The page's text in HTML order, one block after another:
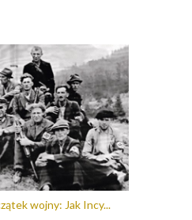
wojny: Jak Incy...